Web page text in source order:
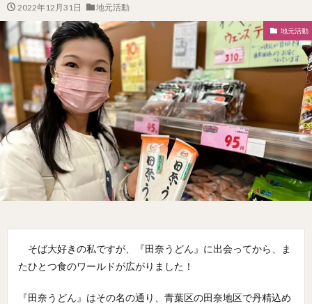
2022年12月31日 地元活動
地元活動
そば大好きの私ですが、『田奈うどん』に出会ってから、ま
たひとつ食のワールドが広がりました！
『田奈うどん』はその名の通り、青葉区の田奈地区で丹精込め